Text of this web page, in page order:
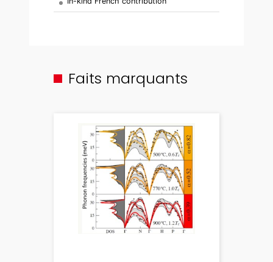
Faits marquants